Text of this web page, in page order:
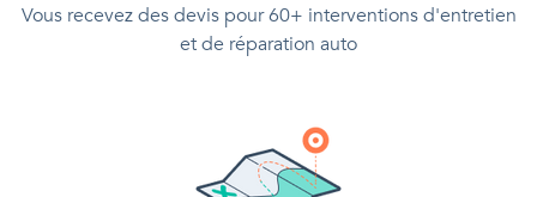
Vous recevez des devis pour 60+ interventions d'entretien
et de réparation auto